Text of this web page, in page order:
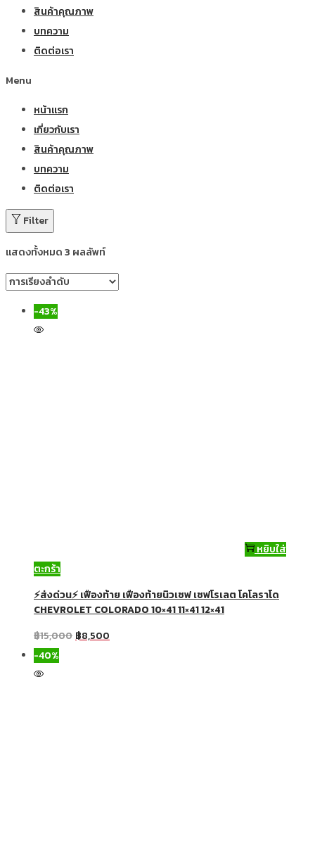
สินค้าคุณภาพ
บทความ
ติดต่อเรา
Menu
หน้าแรก
เกี่ยวกับเรา
สินค้าคุณภาพ
บทความ
ติดต่อเรา
Filter
แสดงทั้งหมด 3 ผลลัพท์
-43%
หยิบใส่
ตะกร้า
⚡ส่งด่วน⚡ เฟืองท้าย เฟืองท้ายนิวเชฟ เชฟโรเลต โคโลราโด
CHEVROLET COLORADO 10×41 11×41 12×41
฿15,000฿8,500
-40%